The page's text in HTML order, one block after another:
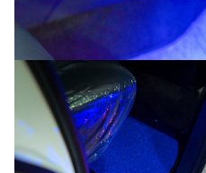
Search
for: